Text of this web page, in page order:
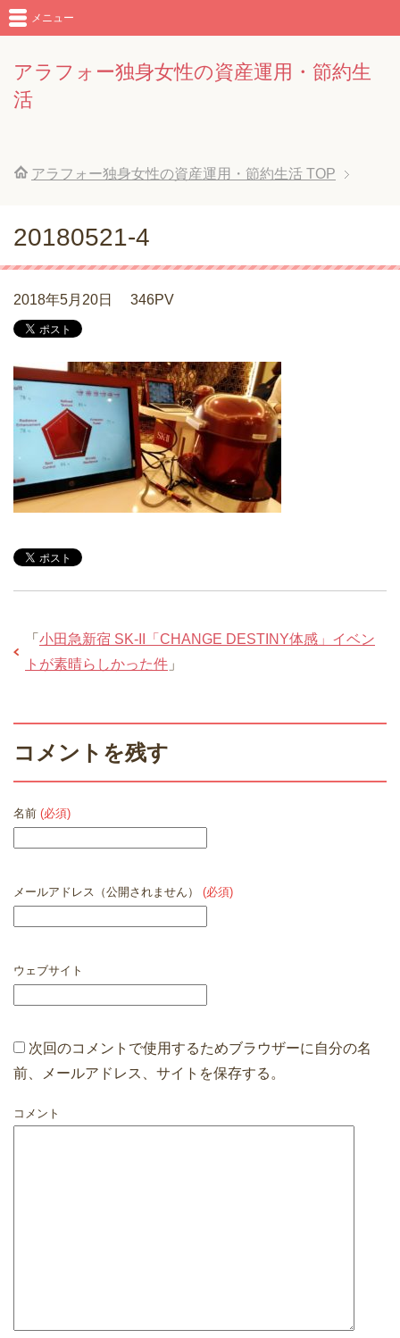
アラフォー独身女性の資産運用・節約生
活
メニュー
アラフォー独身女性の資産運用・節約生活 TOP
20180521-4
2018年5月20日 346PV
「 小田急新宿 SK-II「CHANGE DESTINY体感」イベン
トが素晴らしかった件 」
コメントを残す
名前 (必須)
メールアドレス（公開されません） (必須)
ウェブサイト
次回のコメントで使用するためブラウザーに自分の名
前、メールアドレス、サイトを保存する。
コメント